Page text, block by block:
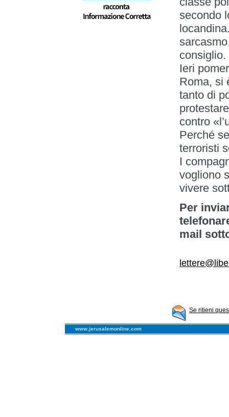
secondo
consiglio.
Ieri
Roma, si
tanto di
contro
Perché
terroristi
I
vogliono
vivere
Per
mail
Se ritieni
www.jerusalemonline.com